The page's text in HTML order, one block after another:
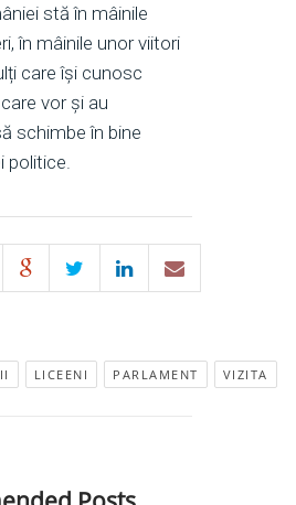
stă în mâinile
în mâinile unor viitori
care își cunosc
vor și au
schimbe în bine
politice.
LICEENI PARLAMENT VIZITA